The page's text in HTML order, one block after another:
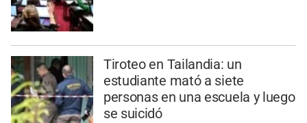
Tiroteo en Tailandia: un
estudiante mató a siete
personas en una escuela y luego
se suicidó